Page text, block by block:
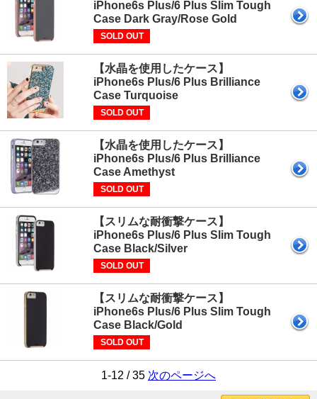
iPhone6s Plus/6 Plus Slim Tough
Case Dark Gray/Rose Gold
SOLD OUT
【水晶を使用したケース】
iPhone6s Plus/6 Plus Brilliance
Case Turquoise
SOLD OUT
【水晶を使用したケース】
iPhone6s Plus/6 Plus Brilliance
Case Amethyst
SOLD OUT
【スリムな耐衝撃ケース】
iPhone6s Plus/6 Plus Slim Tough
Case Black/Silver
SOLD OUT
【スリムな耐衝撃ケース】
iPhone6s Plus/6 Plus Slim Tough
Case Black/Gold
SOLD OUT
1-12 / 35 次のページへ